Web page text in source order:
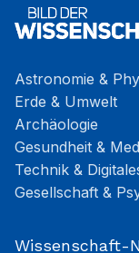
Astronomie &
Erde & Umwelt
Archäologie
Gesundheit &
Technik &
Gesellschaft &
Wissenschaft-